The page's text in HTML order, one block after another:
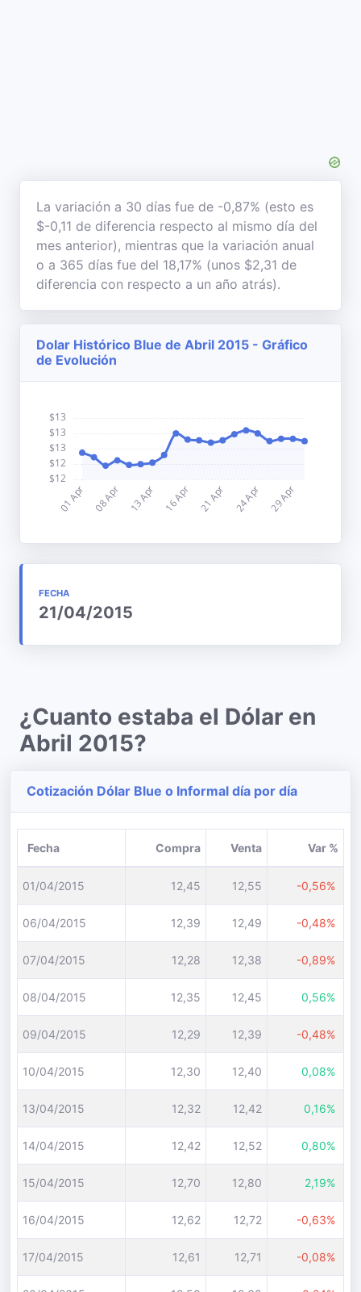
La variación a 30 días fue de -0,87% (esto es
$-0,11 de diferencia respecto al mismo día del
mes anterior), mientras que la variación anual
o a 365 días fue del 18,17% (unos $2,31 de
diferencia con respecto a un año atrás).
Dolar Histórico Blue de Abril 2015 - Gráfico
de Evolución
FECHA
21/04/2015
¿Cuanto estaba el Dólar en
Abril 2015?
Cotización Dólar Blue o Informal día por día
Fecha Compra Venta Var %
01/04/2015 12,45 12,55 -0,56%
06/04/2015 12,39 12,49 -0,48%
07/04/2015 12,28 12,38 -0,89%
08/04/2015 12,35 12,45 0,56%
09/04/2015 12,29 12,39 -0,48%
10/04/2015 12,30 12,40 0,08%
13/04/2015 12,32 12,42 0,16%
14/04/2015 12,42 12,52 0,80%
15/04/2015 12,70 12,80 2,19%
16/04/2015 12,62 12,72 -0,63%
17/04/2015 12,61 12,71 -0,08%